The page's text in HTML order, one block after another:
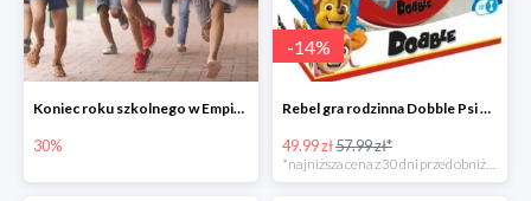
Koniec roku szkolnego w Empiku - prezenty dla dzieci i nauczycieli do -30%
30%
-14%
Rebel gra rodzinna Dobble Psi Patrol w Empiku Premium
49.99 zł57.99 zł*